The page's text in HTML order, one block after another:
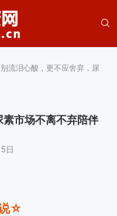
别流泪心酸，更不应舍弃，尿
市场不离不弃陪伴
日
☆